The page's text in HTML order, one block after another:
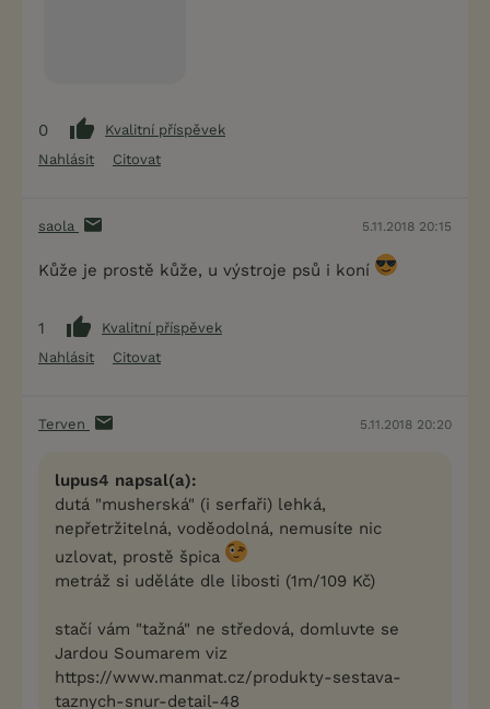
0
Kvalitní příspěvek
Nahlásit
Citovat
saola 5.11.2018 20:15
Kůže je prostě kůže, u výstroje psů i koní
1
Kvalitní příspěvek
Nahlásit
Citovat
Terven 5.11.2018 20:20
lupus4 napsal(a):
dutá "musherská" (i serfaři) lehká,
nepřetržitelná, voděodolná, nemusíte nic
uzlovat, prostě špica
metráž si uděláte dle libosti (1m/109 Kč)
stačí vám "tažná" ne středová, domluvte se
Jardou Soumarem viz
https://www.manmat.cz/produkty-sestava-
taznych-snur-detail-48